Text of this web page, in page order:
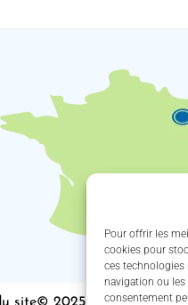
Pour offrir les
cookies pour
ces technologies
navigation ou les
consentement